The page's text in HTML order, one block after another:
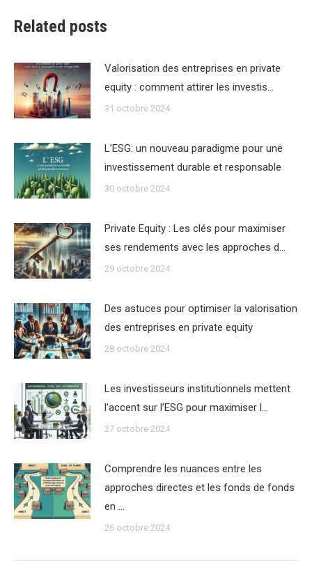
Related posts
Valorisation des entreprises en private
equity : comment attirer les investis…
31 octobre 2024
L’ESG: un nouveau paradigme pour une
investissement durable et responsable
30 octobre 2024
Private Equity : Les clés pour maximiser
ses rendements avec les approches d…
29 octobre 2024
Des astuces pour optimiser la valorisation
des entreprises en private equity
28 octobre 2024
Les investisseurs institutionnels mettent
l’accent sur l’ESG pour maximiser l…
27 octobre 2024
Comprendre les nuances entre les
approches directes et les fonds de fonds
en …
26 octobre 2024